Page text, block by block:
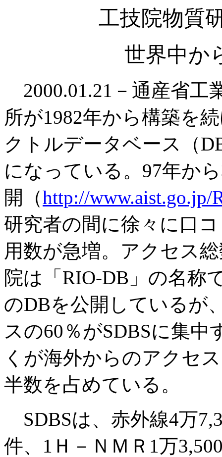
工技院物質
世界中か
2000.01.21－通産省
所が1982年から構築を
クトルデータベース（
になっている。97年か
開（http://www.aist.go.jp/
研究者の間に徐々に口
用数が急増。アクセス
院は「RIO-DB」の名称
のDBを公開しているが
スの60％がSDBSに集
くが海外からのアクセ
半数を占めている。
SDBSは、赤外線4万
件、1Ｈ－ＮＭＲ1万